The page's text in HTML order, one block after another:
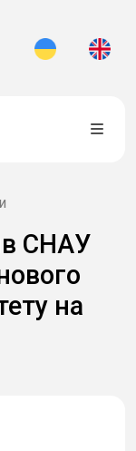
СНАУ
на